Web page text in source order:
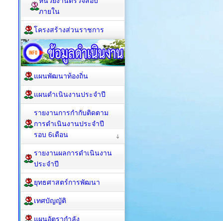
ภายใน
โครงสร้างส่วนราชการ
แผนพัฒนาท้องถิ่น
แผนดำเนินงานประจำปี
รายงานการกำกับติดตาม
การดำเนินงานประจำปี
รอบ 6เดือน
รายงานผลการดำเนินงาน
ประจำปี
ยุทธศาสตร์การพัฒนา
เทศบัญญัติ
แผนอัตรากำลัง